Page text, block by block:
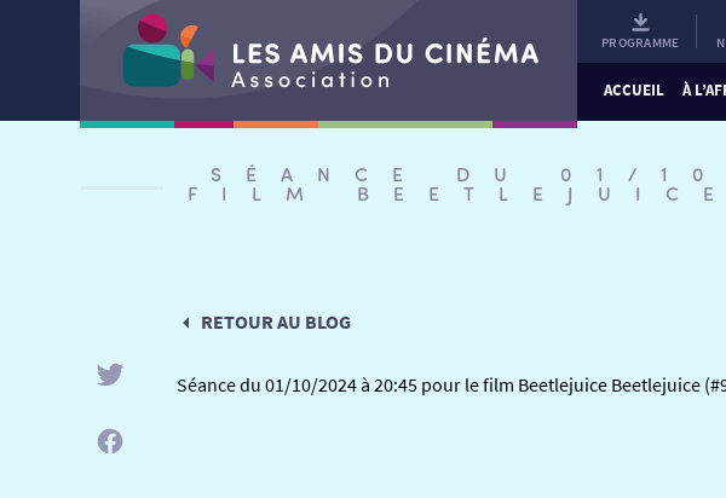
PROGRAMME
ACCUEIL À
SÉANCE DU 01/
FILM
RETOUR AU BLOG
Séance du 01/10/2024 à 20:45 pour le film Beetlejuice Beetlejuice